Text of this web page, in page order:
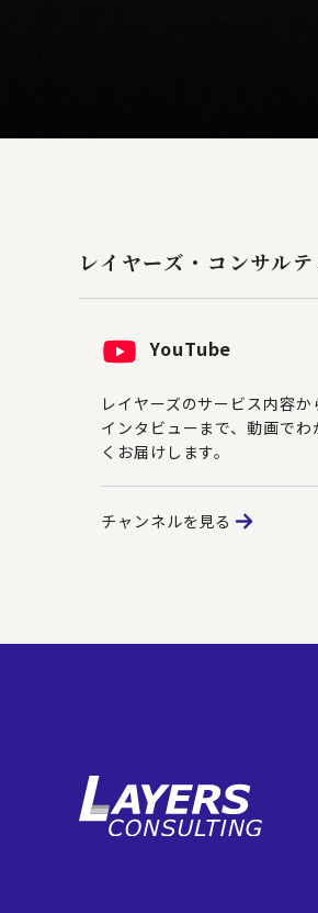
レイヤーズ・コンサル
YouTube
レイヤーズのサービス内容か
インタビューまで、動画でわ
くお届けします。
チャンネルを見る